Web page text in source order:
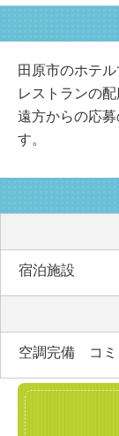
田原市のホテ
レストランの
遠方からの応
す。
宿泊施設
空調完備 コミ